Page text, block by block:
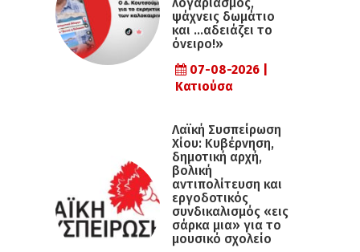
ψάχνεις δωμάτιο
και …αδειάζει το
όνειρο!»
07-08-2026 |
Κατιούσα
Λαϊκή Συσπείρωση
Χίου: Κυβέρνηση,
δημοτική αρχή,
βολική
αντιπολίτευση και
εργοδοτικός
συνδικαλισμός «εις
σάρκα μια» για το
μουσικό σχολείο